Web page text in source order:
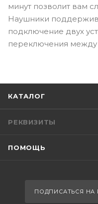
минут позволит вам
Наушники
подключение двух
переключения
КАТАЛОГ
РЕКВИЗИТЫ
ПОМОЩЬ
ПОДПИСАТЬСЯ НА